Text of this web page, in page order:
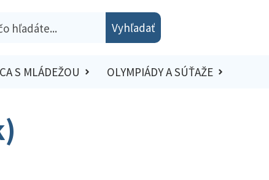
Vyhľadať
S MLÁDEŽOU OLYMPIÁDY A SÚŤAŽE